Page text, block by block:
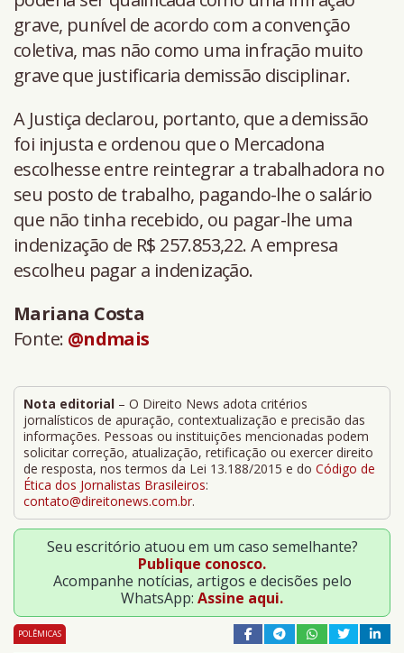
grave, punível de acordo com a convenção
coletiva, mas não como uma infração muito
grave que justificaria demissão disciplinar.
A Justiça declarou, portanto, que a demissão
foi injusta e ordenou que o Mercadona
escolhesse entre reintegrar a trabalhadora no
seu posto de trabalho, pagando-lhe o salário
que não tinha recebido, ou pagar-lhe uma
indenização de R$ 257.853,22. A empresa
escolheu pagar a indenização.
Mariana Costa
Fonte: @ndmais
Nota editorial – O Direito News adota critérios
jornalísticos de apuração, contextualização e precisão das
informações. Pessoas ou instituições mencionadas podem
solicitar correção, atualização, retificação ou exercer direito
de resposta, nos termos da Lei 13.188/2015 e do Código de
Ética dos Jornalistas Brasileiros:
contato@direitonews.com.br.
Seu escritório atuou em um caso semelhante?
Publique conosco.
Acompanhe notícias, artigos e decisões pelo
WhatsApp: Assine aqui.
POLÊMICAS